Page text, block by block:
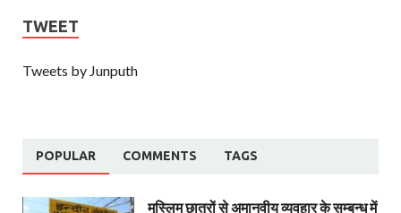
TWEET
Tweets by Junputh
POPULAR COMMENTS TAGS
मुस्लिम छात्रों से अमानवीय व्यवहार के सम्बन्ध में